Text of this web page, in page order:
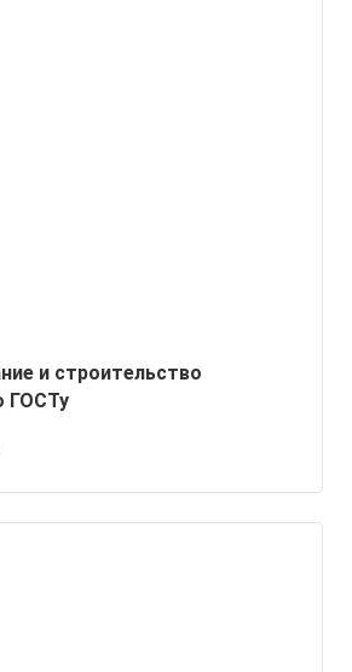
и строительство
ГОСТу